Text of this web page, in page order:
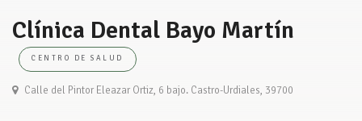
Clínica Dental Bayo Martín
CENTRO DE SALUD
Calle del Pintor Eleazar Ortiz, 6 bajo. Castro-Urdiales, 39700